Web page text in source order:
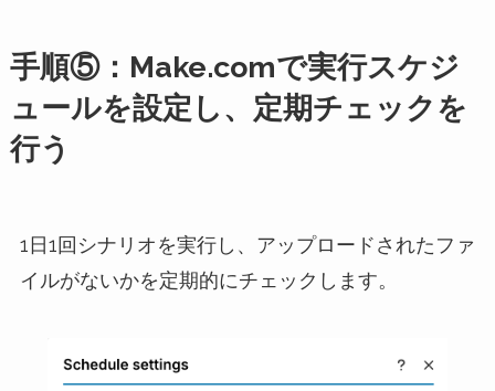
手順⑤：Make.comで実行スケジ
ュールを設定し、定期チェックを
行う
1日1回シナリオを実行し、アップロードされたファ
イルがないかを定期的にチェックします。